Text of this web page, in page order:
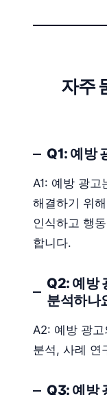
자주
Q1: 예방
A1: 예방 광고
해결하기 위
인식하고 행
합니다.
Q2: 예방
분석하나
A2: 예방 광
분석, 사례 연
Q3: 예방